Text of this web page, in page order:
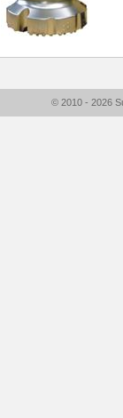
© 2010 - 2026